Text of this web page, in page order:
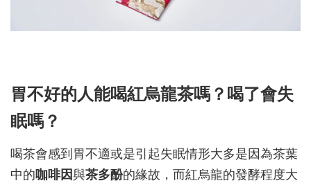
胃不好的人能喝紅烏龍茶嗎？喝了會失
眠嗎？
喝茶會感到胃不適或是引起失眠情形大多是因為茶葉
中的咖啡因與茶多酚的緣故，而紅烏龍的發酵程度大